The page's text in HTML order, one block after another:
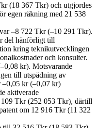
(18 367 Tkr) och utgjordes
egen räkning med 21 538
–8 722 Tkr (–10 291 Tkr).
del hänförligt till
kring teknikutvecklingen
och konsulter.
kr). Motsvarande
till utspädning av
–0,05 kr (–0,07 kr)
aktiverade
Tkr (252 053 Tkr), därtill
om 12 916 Tkr (11 322